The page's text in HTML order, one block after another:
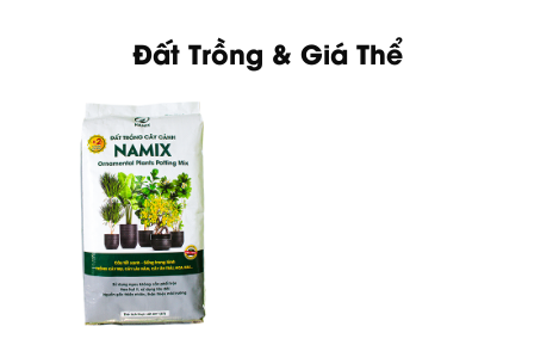
Đất Trồng & Giá Thể